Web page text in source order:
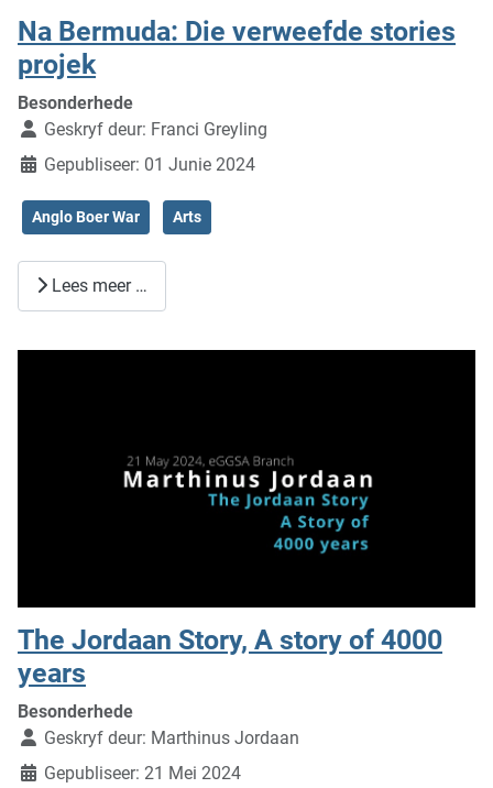
Na Bermuda: Die verweefde stories
projek
Besonderhede
Geskryf deur: Franci Greyling
Gepubliseer: 01 Junie 2024
Anglo Boer War Arts
Lees meer …
The Jordaan Story, A story of 4000
years
Besonderhede
Geskryf deur: Marthinus Jordaan
Gepubliseer: 21 Mei 2024